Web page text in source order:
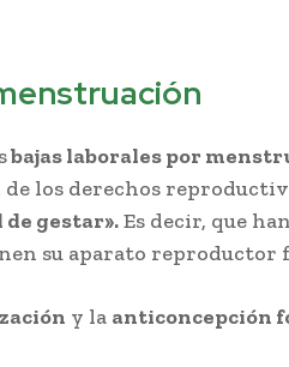
bajas laborales por
los derechos
gestar».Es decir, que
su aparato reproductor
y la anticoncepción